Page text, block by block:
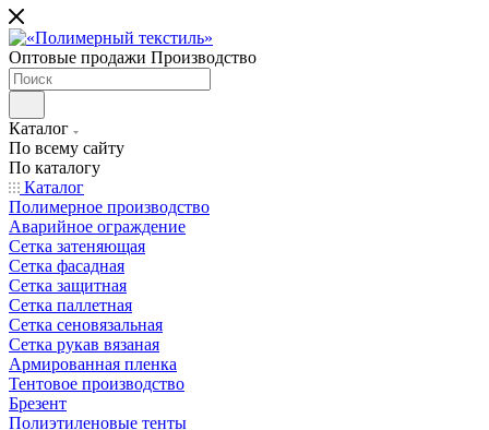
Оптовые продажи Производство
Каталог
По всему сайту
По каталогу
Каталог
Полимерное производство
Аварийное ограждение
Сетка затеняющая
Сетка фасадная
Сетка защитная
Сетка паллетная
Сетка сеновязальная
Сетка рукав вязаная
Армированная пленка
Тентовое производство
Брезент
Полиэтиленовые тенты